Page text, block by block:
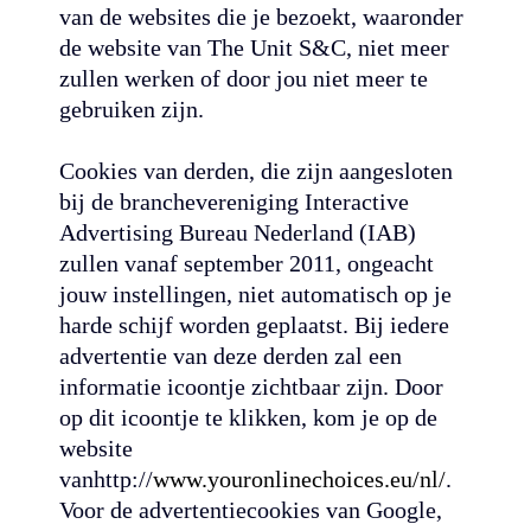
van de websites die je bezoekt, waaronder
de website van The Unit S&C, niet meer
zullen werken of door jou niet meer te
gebruiken zijn.
Cookies van derden, die zijn aangesloten
bij de branchevereniging Interactive
Advertising Bureau Nederland (IAB)
zullen vanaf september 2011, ongeacht
jouw instellingen, niet automatisch op je
harde schijf worden geplaatst. Bij iedere
advertentie van deze derden zal een
informatie icoontje zichtbaar zijn. Door
op dit icoontje te klikken, kom je op de
website
vanhttp://www.youronlinechoices.eu/nl/.
Voor de advertentiecookies van Google,